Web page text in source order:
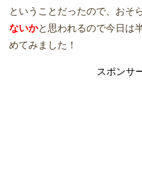
ということだったので、おそ
ないかと思われるので今日は
めてみました！
スポンサ